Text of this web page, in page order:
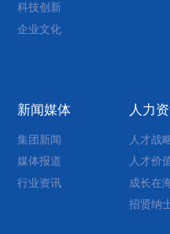
科技创新
企业文化
新闻媒体
集团新闻
媒体报道
行业资讯
人力
人才战
人才价
成长在
招贤纳